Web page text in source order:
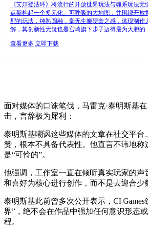
《艾尔登法环》将流行的开放世界玩法与魂系玩法
点架构起一个多元化、可呼吸的大地图，并围绕开放
配的玩法，纯熟圆融，毫无生搬硬套之感，体现制作
解，其创新性无疑也是宫崎旗下步子迈得最为大胆的
查看更多 立即下载
面对媒体的口诛笔伐，马雷克·泰明斯基
击，言辞极为犀利：
泰明斯基嘲讽这些媒体的文章在社交平台
赞，根本不具备代表性。他直言不讳地称
是“可怜的”。
他强调，工作室一直在倾听真实玩家的声
和喜好为核心进行创作，而不是去迎合少
泰明斯基此前曾多次公开表示，CI Games
界”，绝不会在作品中强加任何意识形态
程。